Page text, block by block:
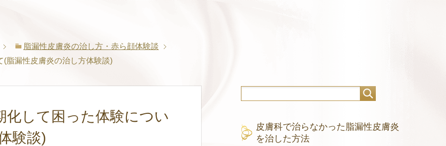
脂漏性皮膚炎の治し方・赤ら顔体験談
脂漏性皮膚炎の治し方体験談)
化して困った体験につい
験談)
皮膚科で治らなかった脂漏性皮膚炎
を治した方法